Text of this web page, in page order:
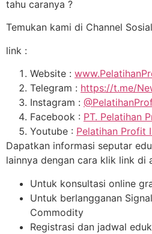
tahu caranya ?
Temukan kami di Channel
link :
Website :
Telegram : https://t.me/
Instagram :
Facebook : PT. Pelatihan
Youtube : Pelatihan Profit
Dapatkan informasi seputar
lainnya dengan cara klik link di
Untuk konsultasi online
Untuk berlangganan
Commodity
Registrasi dan jadwal